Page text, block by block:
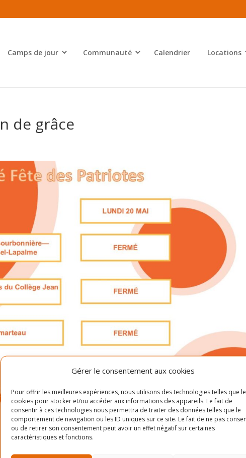
Gérer le consentement aux cookies
Pour offrir les meilleures expériences, nous utilisons des technologies telles que
cookies pour stocker et/ou accéder aux informations des appareils. Le fait de
consentir à ces technologies nous permettra de traiter des données telles que le
comportement de navigation ou les ID uniques sur ce site. Le fait de ne pas
ou de retirer son consentement peut avoir un effet négatif sur certaines
caractéristiques et fonctions.
Camps de jour Communauté Calendrier Locations
de grâce